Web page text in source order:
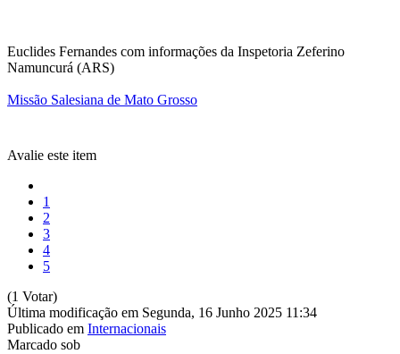
Euclides Fernandes com informações da Inspetoria Zeferino
Namuncurá (ARS)
Missão Salesiana de Mato Grosso
Avalie este item
1
2
3
4
5
(1 Votar)
Última modificação em Segunda, 16 Junho 2025 11:34
Publicado em Internacionais
Marcado sob